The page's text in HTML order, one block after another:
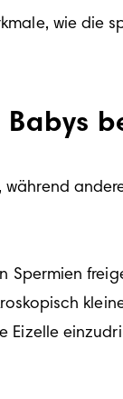
wie die
während
Spermien
Eizelle